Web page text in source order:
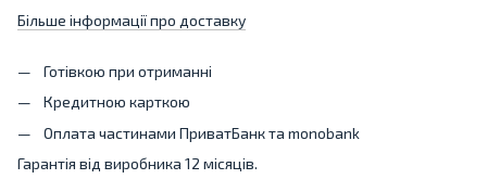
Більше інформації про доставку
Готівкою при отриманні
Кредитною карткою
Оплата частинами ПриватБанк та monobank
Гарантія від виробника 12 місяців.